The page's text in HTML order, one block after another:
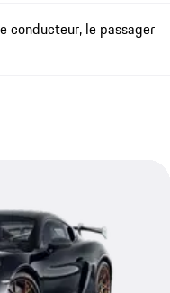
conducteur, le passager